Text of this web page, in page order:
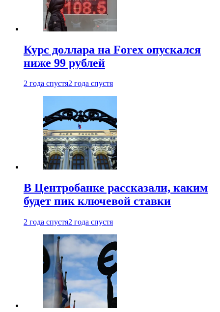
Курс доллара на Forex опускался
ниже 99 рублей
2 года спустя2 года спустя
В Центробанке рассказали, каким
будет пик ключевой ставки
2 года спустя2 года спустя